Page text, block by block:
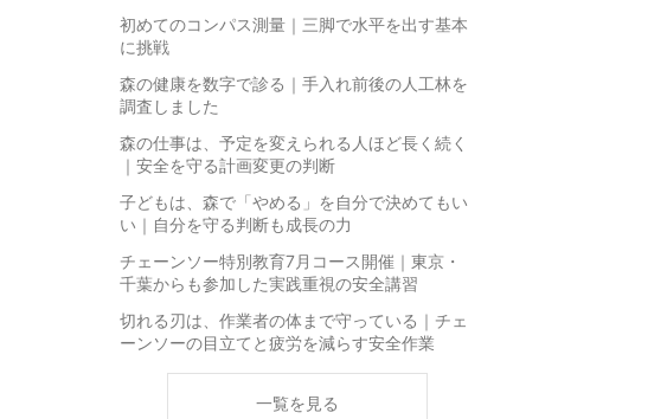
初めてのコンパス測量｜三脚で水平を出す基本
に挑戦
森の健康を数字で診る｜手入れ前後の人工林を
調査しました
森の仕事は、予定を変えられる人ほど長く続く
｜安全を守る計画変更の判断
子どもは、森で「やめる」を自分で決めてもい
い｜自分を守る判断も成長の力
チェーンソー特別教育7月コース開催｜東京・
千葉からも参加した実践重視の安全講習
切れる刃は、作業者の体まで守っている｜チェ
ーンソーの目立てと疲労を減らす安全作業
一覧を見る